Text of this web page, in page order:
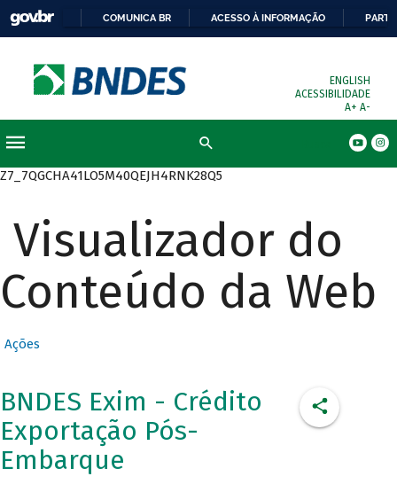
COMUNICA BR ACESSO À INFORMAÇÃO
ENGLISH
ACESSIBILIDADE
A+ A-
Z7_7QGCHA41LO5M40QEJH4RNK28Q5
Visualizador do
Conteúdo da Web
Ações
BNDES Exim - Crédito
Exportação Pós-
Embarque